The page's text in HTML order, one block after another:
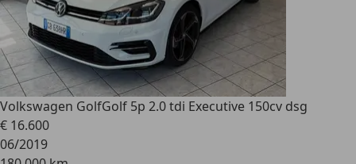
Volkswagen GolfGolf 5p 2.0 tdi Executive 150cv dsg
€ 16.600
06/2019